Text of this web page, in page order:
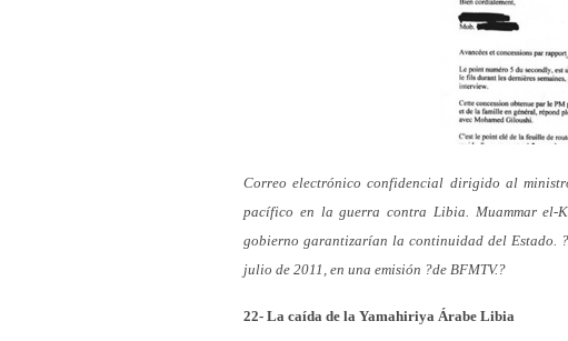
Correo electrónico confidencial dirigido al
pacífico en la guerra contra Libia. Muammar
gobierno garantizarían la continuidad del Estado.
julio de 2011, en una emisión ?de BFMTV.?
22- La caída de la Yamahiriya Árabe Libia